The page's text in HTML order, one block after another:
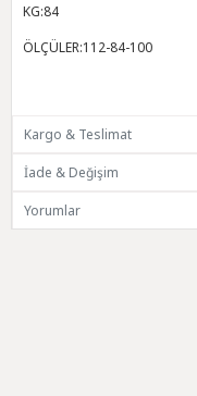
KG:84
ÖLÇÜLER:112-84-100
Kargo & Teslimat
İade & Değişim
Yorumlar